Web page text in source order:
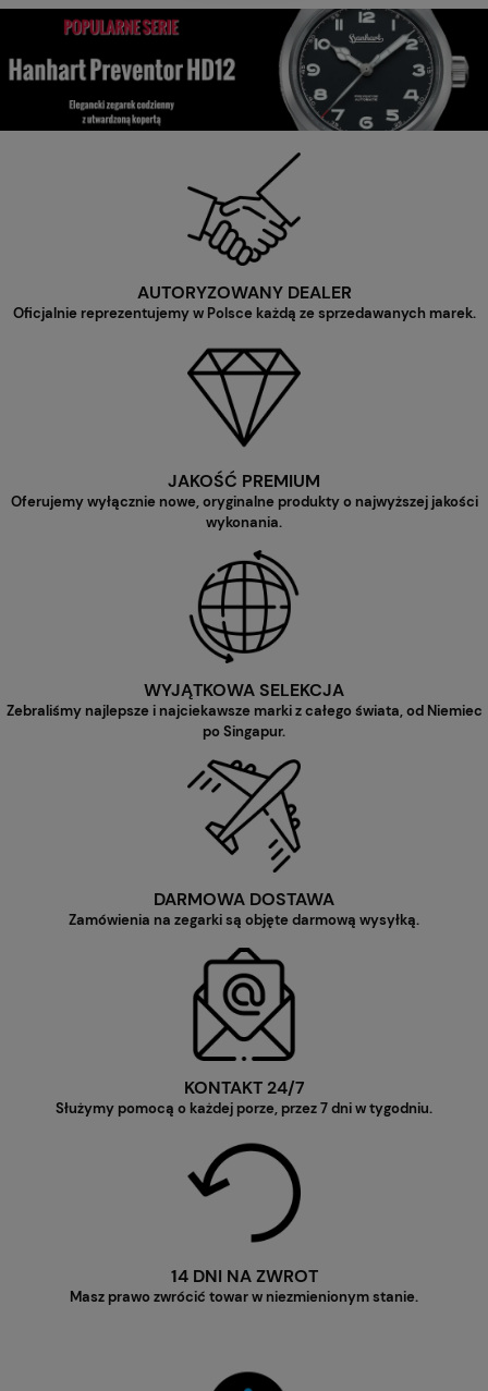
AUTORYZOWANY DEALER
Oficjalnie reprezentujemy w Polsce każdą ze sprzedawanych marek.
JAKOŚĆ PREMIUM
Oferujemy wyłącznie nowe, oryginalne produkty o najwyższej jakości
wykonania.
WYJĄTKOWA SELEKCJA
Zebraliśmy najlepsze i najciekawsze marki z całego świata, od Niemiec
po Singapur.
DARMOWA DOSTAWA
Zamówienia na zegarki są objęte darmową wysyłką.
KONTAKT 24/7
Służymy pomocą o każdej porze, przez 7 dni w tygodniu.
14 DNI NA ZWROT
Masz prawo zwrócić towar w niezmienionym stanie.